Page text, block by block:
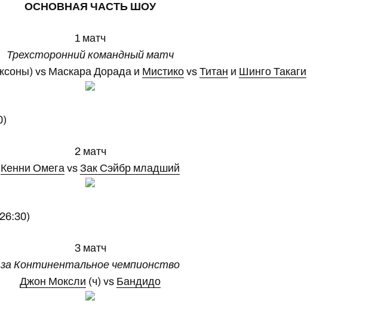
ОСНОВНАЯ ЧАСТЬ ШОУ
1 матч
Трехсторонний командный матч
vs Маскара Дорада и Мистико vs Титан и Шинго Такаги
2 матч
Кенни Омега vs Зак Сэйбр младший
3 матч
за Континентальное чемпионство
Джон Моксли (ч) vs Бандидо